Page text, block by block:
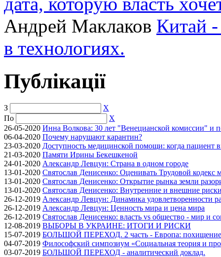
Андрей Маклаков Китай
в технологиях.
Публікації
З
X
По
X
26-05-2020 Инна Волкова: 30 лет "Венецианской комиссии" и
06-04-2020 Почему нарушают карантин?
23-03-2020 Доступность медицинской помощи: когда пациент
21-03-2020 Памяти Ирины Бекешкеной
24-01-2020 Александр Левцун: Страна в одном городе
13-01-2020 Святослав Денисенко: Оценивать Трудовой кодекс
13-01-2020 Святослав Денисенко: Открытие рынка земли
13-01-2020 Святослав Денисенко: Внутренние и внешние
26-12-2019 Александр Левцун: Динамика удовлетворенности
26-12-2019 Александр Левцун: Ценность мира и цена мира
26-12-2019 Святослав Денисенко: власть vs общество - мир и
12-08-2019 ВЫБОРЫ В УКРАИНЕ: ИТОГИ И РИСКИ
15-07-2019 БОЛЬШОЙ ПЕРЕХОД. 2 часть - Европа: похищение
04-07-2019 Философский симпозиум «Социальная теория и
03-07-2019 БОЛЬШОЙ ПЕРЕХОД - аналитический доклад.